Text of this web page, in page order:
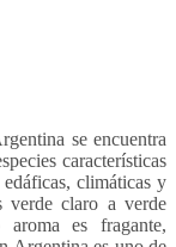
se encuentra
características
climáticas y
verde claro a verde
es fragante,